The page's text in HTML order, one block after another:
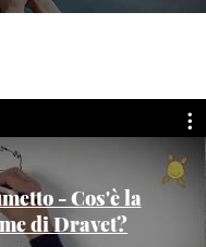
- Cos'è la
di Dravet?